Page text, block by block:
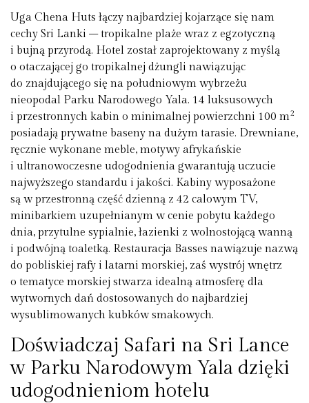
Uga Chena Huts łączy najbardziej kojarzące się nam
cechy Sri Lanki – tropikalne plaże wraz z egzotyczną
i bujną przyrodą. Hotel został zaprojektowany z myślą
o otaczającej go tropikalnej dżungli nawiązując
do znajdującego się na południowym wybrzeżu
nieopodal Parku Narodowego Yala. 14 luksusowych
i przestronnych kabin o minimalnej powierzchni 100 m2
posiadają prywatne baseny na dużym tarasie. Drewniane,
ręcznie wykonane meble, motywy afrykańskie
i ultranowoczesne udogodnienia gwarantują uczucie
najwyższego standardu i jakości. Kabiny wyposażone
są w przestronną część dzienną z 42 calowym TV,
minibarkiem uzupełnianym w cenie pobytu każdego
dnia, przytulne sypialnie, łazienki z wolnostojącą wanną
i podwójną toaletką. Restauracja Basses nawiązuje nazwą
do pobliskiej rafy i latarni morskiej, zaś wystrój wnętrz
o tematyce morskiej stwarza idealną atmosferę dla
wytwornych dań dostosowanych do najbardziej
wysublimowanych kubków smakowych.
Doświadczaj Safari na Sri Lance
w Parku Narodowym Yala dzięki
udogodnieniom hotelu